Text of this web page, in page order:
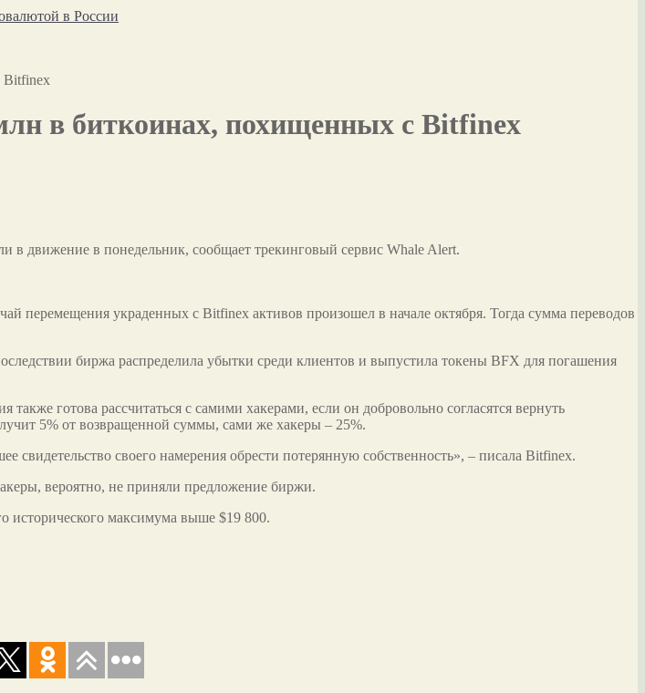
в России
Bitfinex
в биткоинах, похищенных с Bitfinex
движение в понедельник, сообщает трекинговый сервис Whale Alert.
перемещения украденных с Bitfinex активов произошел в начале октября. Тогда сумма переводов
биржа распределила убытки среди клиентов и выпустила токены BFX для погашения
готова рассчитаться с самими хакерами, если он добровольно согласятся вернуть
5% от возвращенной суммы, сами же хакеры – 25%.
своего намерения обрести потерянную собственность», – писала Bitfinex.
вероятно, не приняли предложение биржи.
исторического максимума выше $19 800.